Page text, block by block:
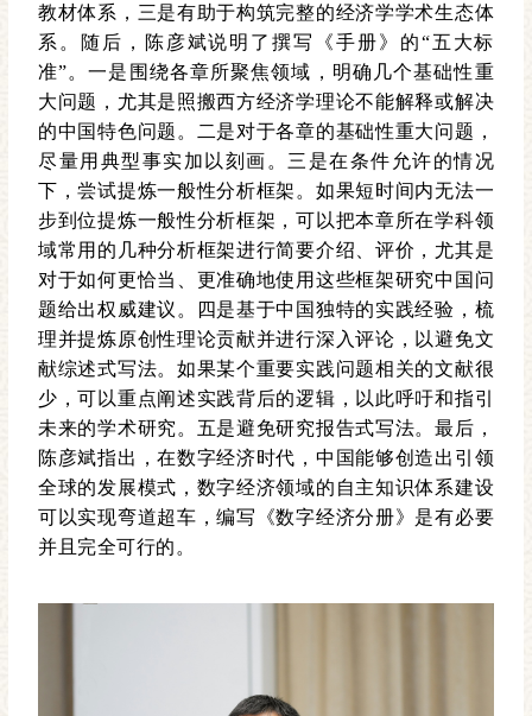
教材体系，三是有助于构筑完整的经济学学术生态体
系。随后，陈彦斌说明了撰写《手册》的“五大标
准”。一是围绕各章所聚焦领域，明确几个基础性重
大问题，尤其是照搬西方经济学理论不能解释或解决
的中国特色问题。二是对于各章的基础性重大问题，
尽量用典型事实加以刻画。三是在条件允许的情况
下，尝试提炼一般性分析框架。如果短时间内无法一
步到位提炼一般性分析框架，可以把本章所在学科领
域常用的几种分析框架进行简要介绍、评价，尤其是
对于如何更恰当、更准确地使用这些框架研究中国问
题给出权威建议。四是基于中国独特的实践经验，梳
理并提炼原创性理论贡献并进行深入评论，以避免文
献综述式写法。如果某个重要实践问题相关的文献很
少，可以重点阐述实践背后的逻辑，以此呼吁和指引
未来的学术研究。五是避免研究报告式写法。最后，
陈彦斌指出，在数字经济时代，中国能够创造出引领
全球的发展模式，数字经济领域的自主知识体系建设
可以实现弯道超车，编写《数字经济分册》是有必要
并且完全可行的。